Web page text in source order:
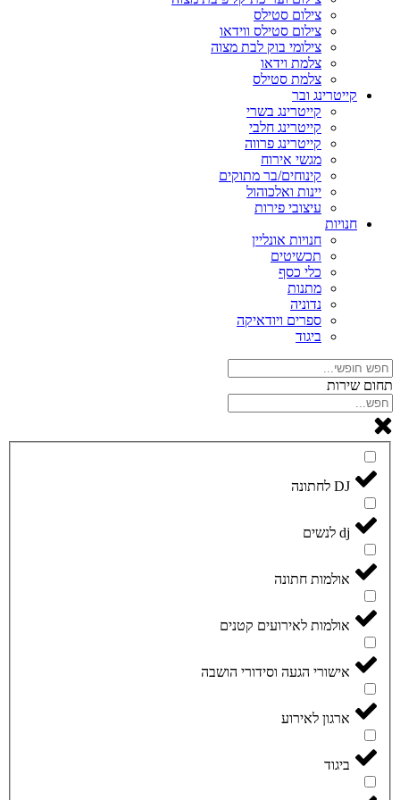
צילום סטילס
צילום סטילס ווידאו
צילומי בוק לבת מצוה
צלמת וידאו
צלמת סטילס
קייטרינג ובר
קייטרינג בשרי
קייטרינג חלבי
קייטרינג פרווה
מגשי אירוח
קינוחים/בר מתוקים
יינות ואלכוהול
עיצובי פירות
חנויות
חנויות אונליין
תכשיטים
כלי כסף
מתנות
נדוניה
ספרים ויודאיקה
ביגוד
תחום שירות
DJ לחתונה
dj לנשים
אולמות חתונה
אולמות לאירועים קטנים
אישורי הגעה וסידורי הושבה
ארגון לאירוע
ביגוד